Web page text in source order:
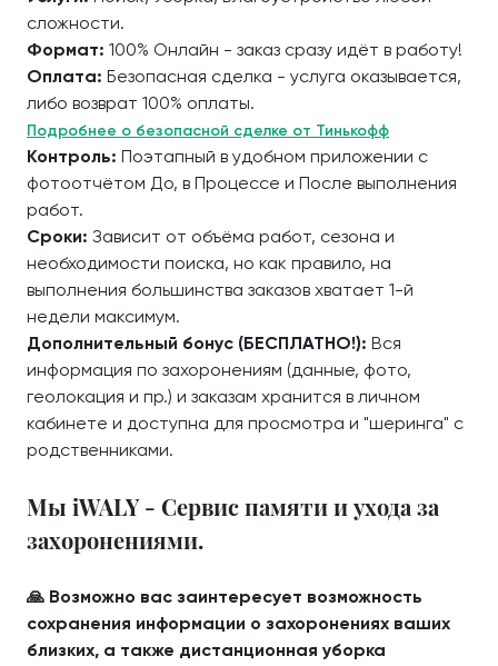
сложности.
Формат: 100% Онлайн - заказ сразу идёт в работу!
Оплата: Безопасная сделка - услуга оказывается,
либо возврат 100% оплаты.
Подробнее о безопасной сделке от Тинькофф
Контроль: Поэтапный в удобном приложении с
фотоотчётом До, в Процессе и После выполнения
работ.
Сроки: Зависит от объёма работ, сезона и
необходимости поиска, но как правило, на
выполнения большинства заказов хватает 1-й
недели максимум.
Дополнительный бонус (БЕСПЛАТНО!): Вся
информация по захоронениям (данные, фото,
геолокация и пр.) и заказам хранится в личном
кабинете и доступна для просмотра и "шеринга" с
родственниками.
Мы iWALY - Сервис памяти и ухода за
захоронениями.
🙏 Возможно вас заинтересует возможность
сохранения информации о захоронениях ваших
близких, а также дистанционная уборка